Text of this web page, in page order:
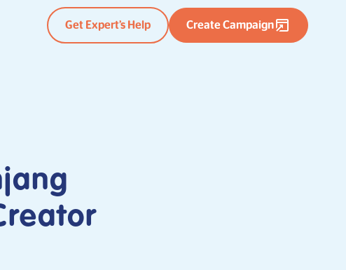
Get Expert’s Help Create Campaign